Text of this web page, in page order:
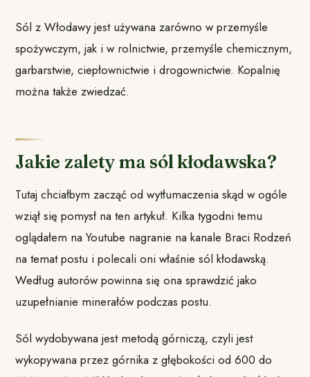
Sól z Włodawy jest używana zarówno w przemyśle
spożywczym, jak i w rolnictwie, przemyśle chemicznym,
garbarstwie, ciepłownictwie i drogownictwie. Kopalnię
można także zwiedzać.
Jakie zalety ma sól kłodawska?
Tutaj chciałbym zacząć od wytłumaczenia skąd w ogóle
wziął się pomysł na ten artykuł. Kilka tygodni temu
oglądałem na Youtube nagranie na kanale Braci Rodzeń
na temat postu i polecali oni właśnie sól kłodawską.
Według autorów powinna się ona sprawdzić jako
uzupełnianie minerałów podczas postu.
Sól wydobywana jest metodą górniczą, czyli jest
wykopywana przez górnika z głębokości od 600 do